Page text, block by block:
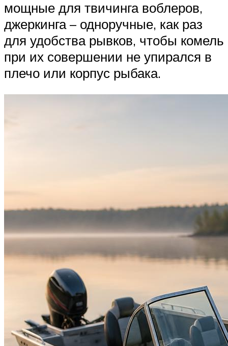
мощные для твичинга воблеров,
джеркинга – одноручные, как раз
для удобства рывков, чтобы комель
при их совершении не упирался в
плечо или корпус рыбака.